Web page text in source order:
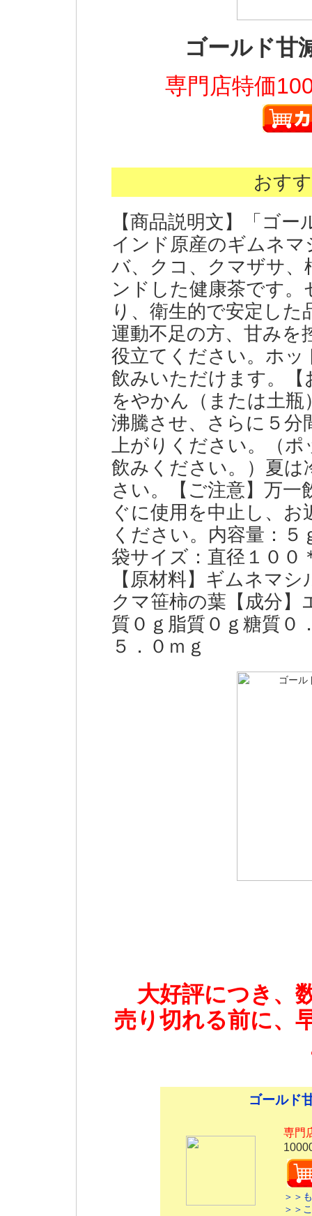
ゴールド甘
専門店特価
おす
【商品説明文】「ゴ
インド原産のギムネ
バ、クコ、クマザサ、
ンドした健康茶です
り、衛生的で安定し
運動不足の方、甘みを
役立てください。ホ
飲みいただけます。【
をやかん（または土
沸騰させ、さらに５分
上がりください。（
飲みください。）夏は
さい。【ご注意】万
ぐに使用を中止し、
ください。内容量：５
袋サイズ：直径１００
【原材料】ギムネマ
クマ笹柿の葉【成分
質０ｇ脂質０ｇ糖質０
５．０ｍｇ
大好評につき、
売り切れる前に、
ゴールド
専門
＞＞
＞＞